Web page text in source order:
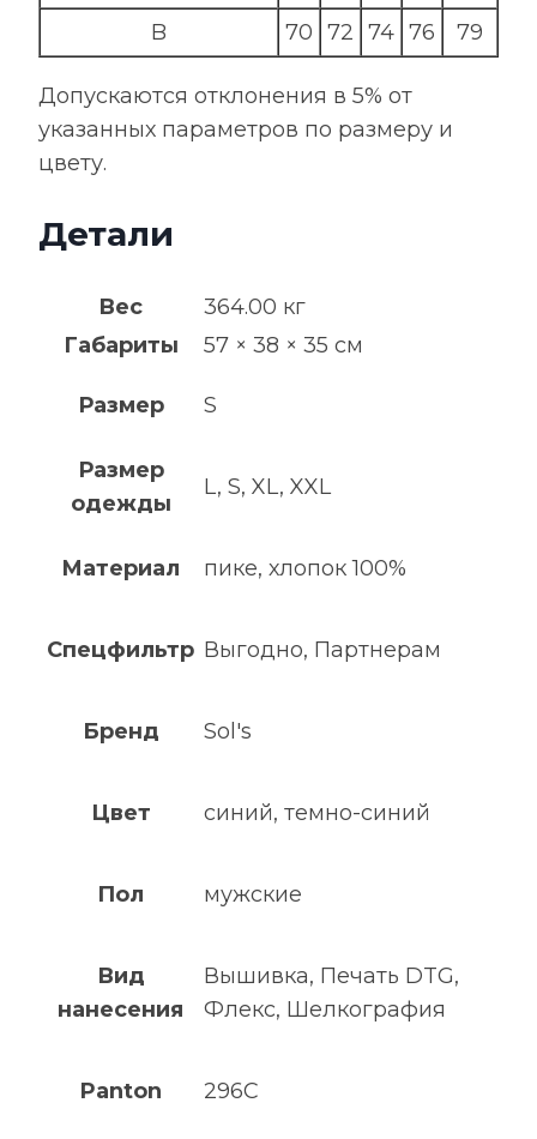
B
70 72 74 76 79
Допускаются отклонения в 5% от
указанных параметров по размеру и
цвету.
Детали
Вес
364.00 кг
Габариты
57 × 38 × 35 см
Размер S
Размер
одежды
L, S, XL, XXL
Материал пике, хлопок 100%
Спецфильтр Выгодно, Партнерам
Бренд Sol's
Цвет синий, темно-синий
Пол мужские
Вид
нанесения
Вышивка, Печать DTG,
Флекс, Шелкография
Panton 296C